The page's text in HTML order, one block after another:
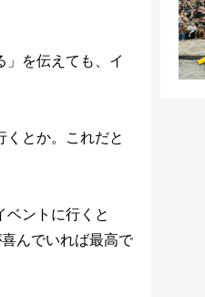
を伝えても、イ
とか。これだと
ベントに行くと
んでいれば最高で